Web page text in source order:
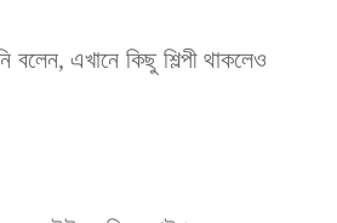
বলেন, এখানে কিছু শিল্পী থাকলেও